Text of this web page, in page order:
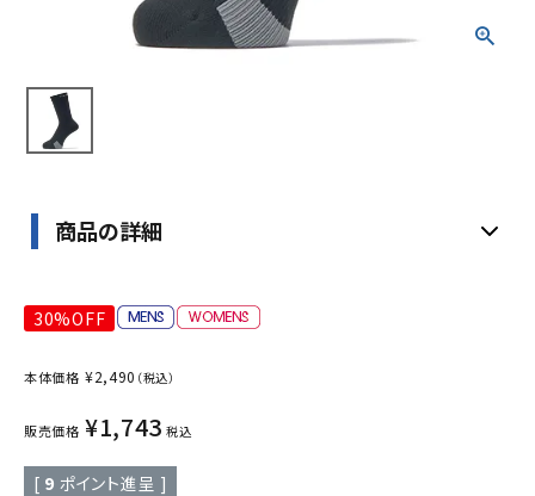
プライバシーポリシー
商品の詳細
30%OFF
本体価格 ¥2,490 （税込）
販売価格 ¥1,743 税込
[ 9 ポイント進呈 ]